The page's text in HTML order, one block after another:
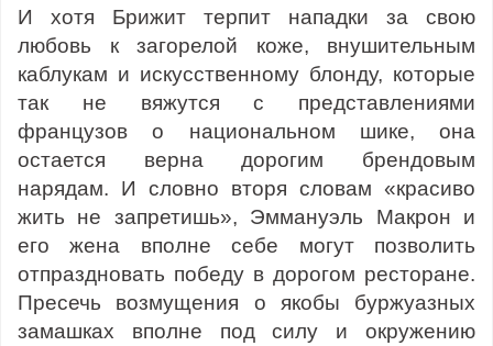
И хотя Брижит терпит нападки за свою
любовь к загорелой коже, внушительным
каблукам и искусственному блонду, которые
так не вяжутся с представлениями
французов о национальном шике, она
остается верна дорогим брендовым
нарядам. И словно вторя словам «красиво
жить не запретишь», Эммануэль Макрон и
его жена вполне себе могут позволить
отпраздновать победу в дорогом ресторане.
Пресечь возмущения о якобы буржуазных
замашках вполне под силу и окружению